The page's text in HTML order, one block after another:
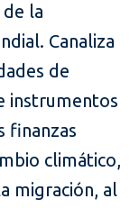
la
Canaliza
de
instrumentos
finanzas
climático,
migración, al